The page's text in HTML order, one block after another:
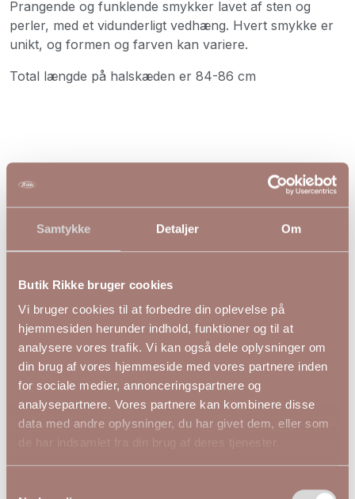
Samtykke Detaljer Om
Butik Rikke bruger cookies
Vi bruger cookies til at forbedre din oplevelse på
hjemmesiden herunder indhold, funktioner og til at
analysere vores trafik. Vi kan også dele oplysninger om
din brug af vores hjemmeside med vores partnere inden
for sociale medier, annonceringspartnere og
analysepartnere. Vores partnere kan kombinere disse
data med andre oplysninger, du har givet dem, eller som
de har indsamlet fra din brug af deres tjenester.
Prangende og funklende smykker lavet af sten og
perler, med et vidunderligt vedhæng. Hvert smykke er
unikt, og formen og farven kan variere.
Total længde på halskæden er 84-86 cm
Andre kiggede på